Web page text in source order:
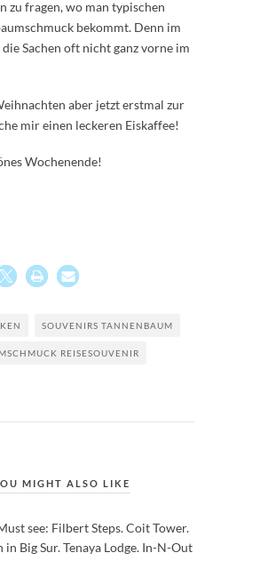
zu fragen, wo man typischen
bekommt. Denn im
Sachen oft nicht ganz vorne im
aber jetzt erstmal zur
mir einen leckeren Eiskaffee!
Wochenende!
SOUVENIRS TANNENBAUM
REISESOUVENIR
MIGHT ALSO LIKE
see: Filbert Steps. Coit Tower.
in Big Sur. Tenaya Lodge. In-N-Out